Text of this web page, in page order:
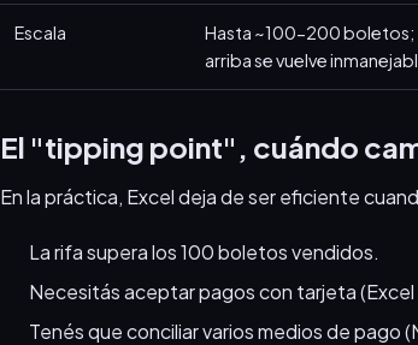
Escala
Hasta ~100-200 boletos;
arriba se vuelve
El "tipping point", cuándo
En la práctica, Excel deja de ser eficiente
La rifa supera los 100 boletos vendidos.
Necesitás aceptar pagos con tarjeta (Excel
Tenés que conciliar varios medios de pago